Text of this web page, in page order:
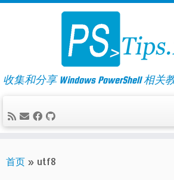
Skip
收集和分享 Windows PowerShell 相
首页 » utf8